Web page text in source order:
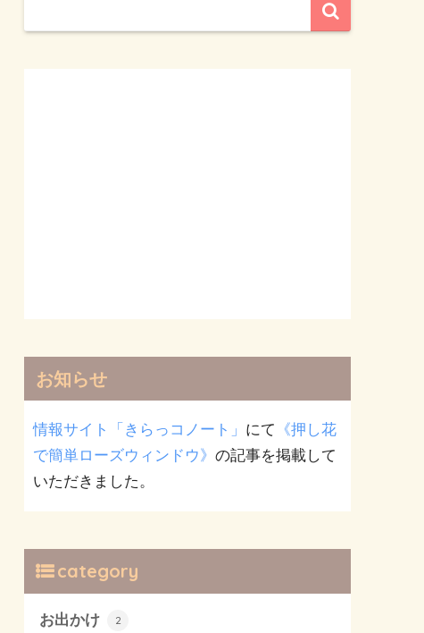
お知らせ
情報サイト「きらっコノート」 にて 《押し花
で簡単ローズウィンドウ》の記事を掲載して
いただきました。
category
お出かけ 2